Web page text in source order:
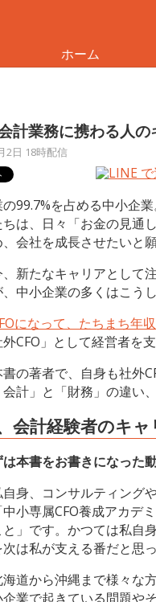
ホーム
計業務に携わる人
2日 18時配信
99.7%を占める中小企業
は、日々「お金の見通
会社を成長させたいと
新たなキャリアとして
中小企業の多くはこう
になって、たちまち年
CFO」として経営者を
の著者で、自身も社外
会計」と「財務」の違い
会計経験者のキ
本書をお書きになった動
身、コンサルティング
中小専属CFO養成アカデ
」です。かつては私自
は私が支える番だと思っ
道から沖縄まで様々な
業で起きている問題や